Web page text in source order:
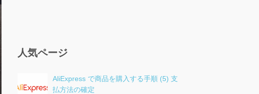
人気ページ
AliExpress で商品を購入する手順 (5) 支
払方法の確定